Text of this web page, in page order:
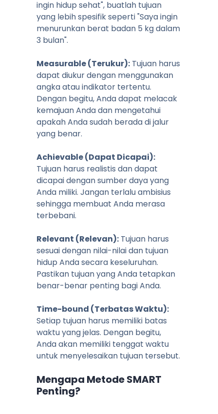
ingin hidup sehat", buatlah tujuan
yang lebih spesifik seperti "Saya ingin
menurunkan berat badan 5 kg dalam
3 bulan".
Measurable (Terukur): Tujuan harus
dapat diukur dengan menggunakan
angka atau indikator tertentu.
Dengan begitu, Anda dapat melacak
kemajuan Anda dan mengetahui
apakah Anda sudah berada di jalur
yang benar.
Achievable (Dapat Dicapai):
Tujuan harus realistis dan dapat
dicapai dengan sumber daya yang
Anda miliki. Jangan terlalu ambisius
sehingga membuat Anda merasa
terbebani.
Relevant (Relevan): Tujuan harus
sesuai dengan nilai-nilai dan tujuan
hidup Anda secara keseluruhan.
Pastikan tujuan yang Anda tetapkan
benar-benar penting bagi Anda.
Time-bound (Terbatas Waktu):
Setiap tujuan harus memiliki batas
waktu yang jelas. Dengan begitu,
Anda akan memiliki tenggat waktu
untuk menyelesaikan tujuan tersebut.
Mengapa Metode SMART
Penting?